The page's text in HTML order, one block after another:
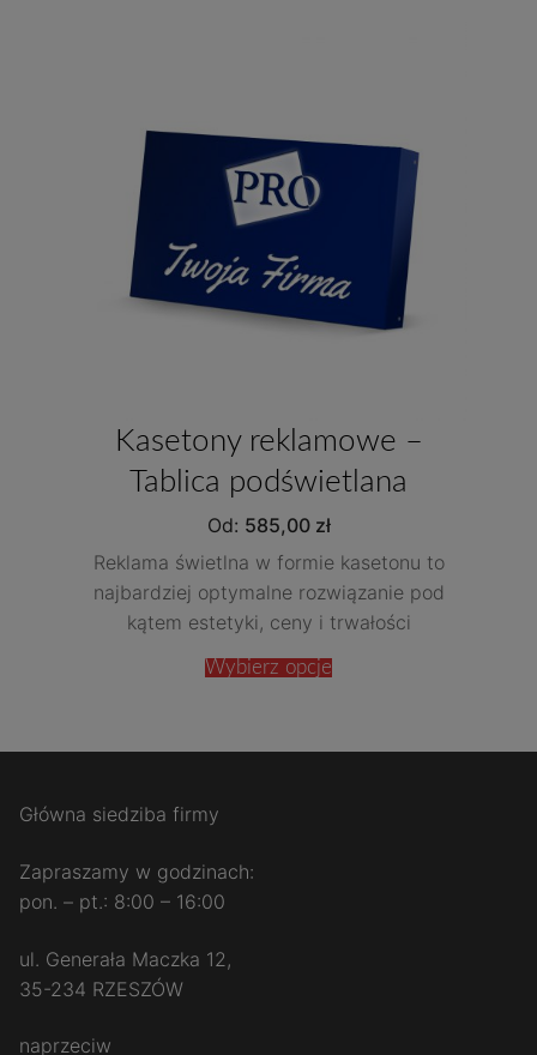
Kasetony reklamowe –
Tablica podświetlana
Od: 585,00 zł
Reklama świetlna w formie kasetonu to
najbardziej optymalne rozwiązanie pod
kątem estetyki, ceny i trwałości
Wybierz opcje
Główna siedziba firmy
Zapraszamy w godzinach:
pon. – pt.: 8:00 – 16:00
ul. Generała Maczka 12,
35-234 RZESZÓW
naprzeciw